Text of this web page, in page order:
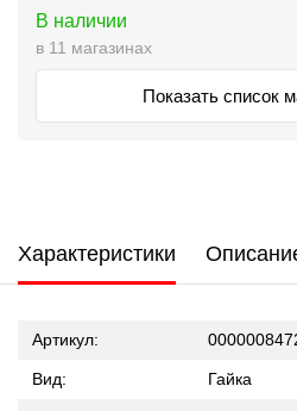
В наличии
в 11 магазинах
Показать список
Характеристики
Артикул:
Вид: Гайка